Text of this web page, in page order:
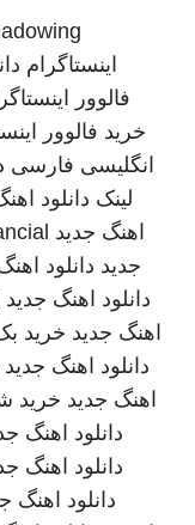
اینستاگرام
فالوور
خرید فالوور
انگلیسی فارسی
لینک دانلود
اهنگ جدید
جدید دانلود
دانلود اهنگ جدید
اهنگ جدید خرید
دانلود اهنگ جدید
اهنگ جدید خرید
دانلود اهنگ
دانلود اهنگ
دانلود اهنگ